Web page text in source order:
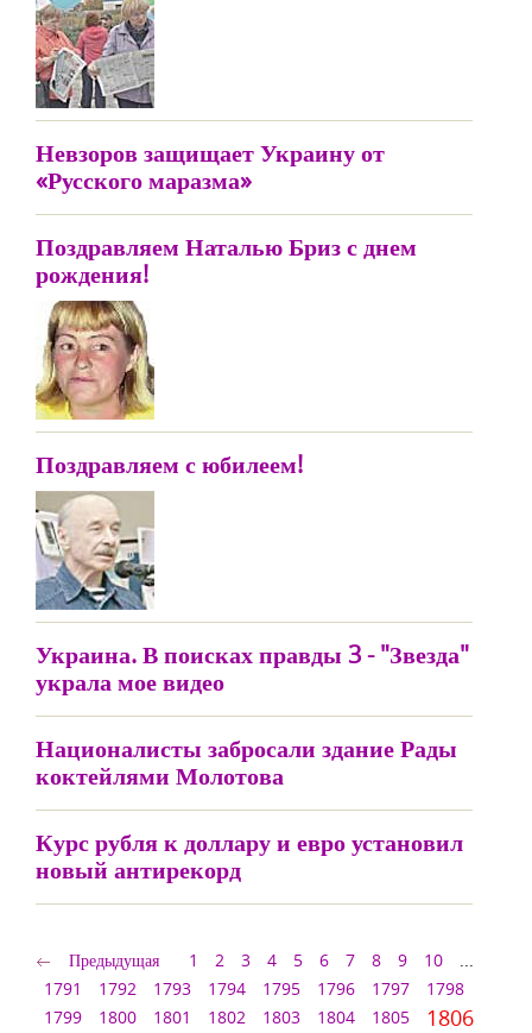
Невзоров защищает Украину от
«Русского маразма»
Поздравляем Наталью Бриз с днем
рождения!
Поздравляем с юбилеем!
Украина. В поисках правды 3 - "Звезда"
украла мое видео
Националисты забросали здание Рады
коктейлями Молотова
Курс рубля к доллару и евро установил
новый антирекорд
Предыдущая 1 2 3 4 5 6 7 8 9 10
...
1791
1792 1793 1794 1795 1796 1797
1798
1799
1800 1801 1802 1803 1804 1805 1806